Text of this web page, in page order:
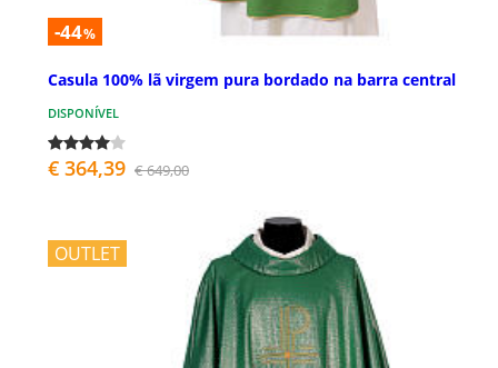
-44%
Casula 100% lã virgem pura bordado na barra central
DISPONÍVEL
€ 364,39 € 649,00
OUTLET